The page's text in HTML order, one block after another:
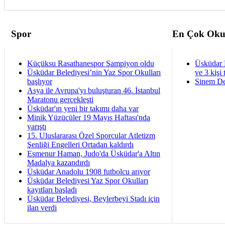
Spor En Çok
Küçüksu Rasathanespor Şampiyon oldu
Üsküdar Belediyesi’nin Yaz Spor Okulları
başlıyor
Asya ile Avrupa'yı buluşturan 46. İstanbul
Maratonu gerçekleşti
Üsküdar'ın yeni bir takımı daha var
Minik Yüzücüler 19 Mayıs Haftası'nda
yarıştı
15. Uluslararası Özel Sporcular Atletizm
Şenliği Engelleri Ortadan kaldırdı
Esmenur Haman, Judo'da Üsküdar'a Altın
Madalya kazandırdı
Üsküdar Anadolu 1908 futbolcu arıyor
Üsküdar Belediyesi Yaz Spor Okulları
kayıtları başladı
Üsküdar Belediyesi, Beylerbeyi Stadı için
ilan verdi
Üsküdar
ve 3 kişi
Sinem